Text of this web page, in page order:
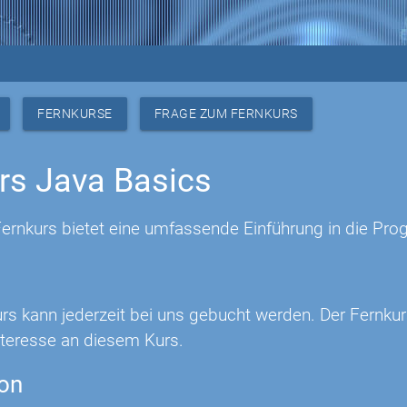
FERNKURSE FRAGE ZUM FERNKURS
Java Basics
bietet eine umfassende Einführung in die
kann jederzeit bei uns gebucht werden. Der
an diesem Kurs.